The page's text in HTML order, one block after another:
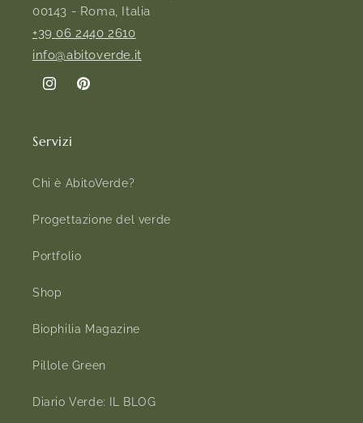
00143 - Roma, Italia
+39 06 2440 2610
info@abitoverde.it
InstagramPinterest
Servizi
Chi è AbitoVerde?
Progettazione del verde
Portfolio
Shop
Biophilia Magazine
Pillole Green
Diario Verde: IL BLOG